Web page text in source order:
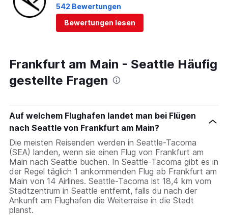
542 Bewertungen
Bewertungen lesen
Frankfurt am Main - Seattle Häufig
gestellte Fragen
Auf welchem Flughafen landet man bei Flügen
nach Seattle von Frankfurt am Main?
Die meisten Reisenden werden in Seattle-Tacoma
(SEA) landen, wenn sie einen Flug von Frankfurt am
Main nach Seattle buchen. In Seattle-Tacoma gibt es in
der Regel täglich 1 ankommenden Flug ab Frankfurt am
Main von 14 Airlines. Seattle-Tacoma ist 18,4 km vom
Stadtzentrum in Seattle entfernt, falls du nach der
Ankunft am Flughafen die Weiterreise in die Stadt
planst.